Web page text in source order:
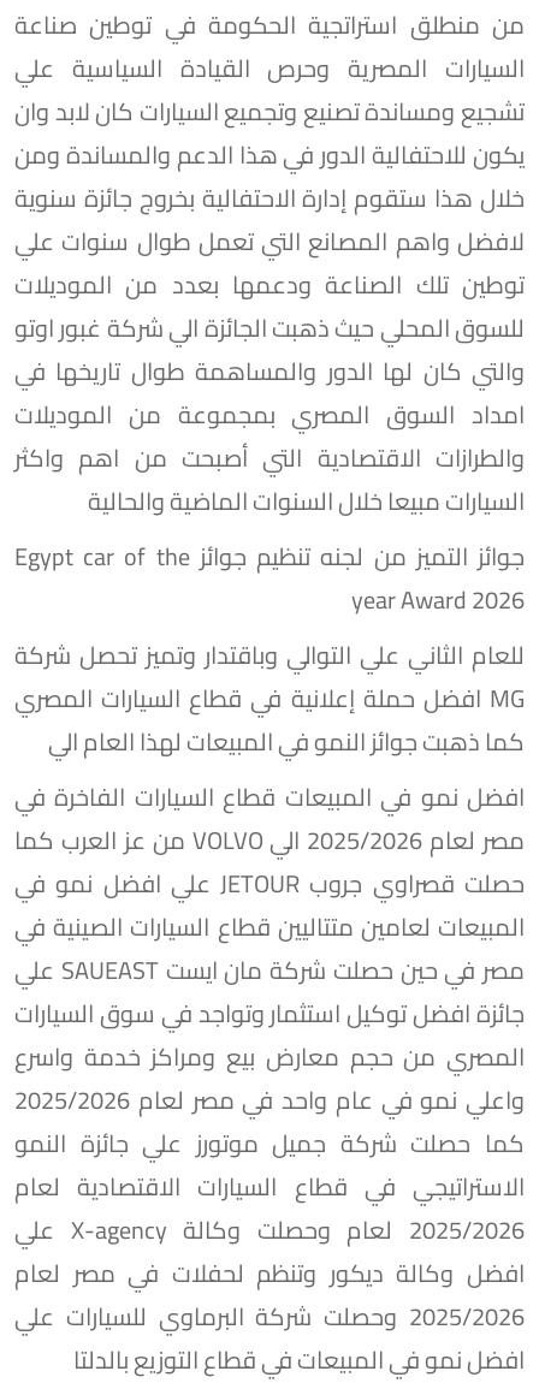
من منطلق استراتجية الحكومة في توطين صناعة
السيارات المصرية وحرص القيادة السياسية علي
تشجيع ومساندة تصنيع وتجميع السيارات كان لابد وان
يكون للاحتفالية الدور في هذا الدعم والمساندة ومن
خلال هذا ستقوم إدارة الاحتفالية بخروج جائزة سنوية
لافضل واهم المصانع التي تعمل طوال سنوات علي
توطين تلك الصناعة ودعمها بعدد من الموديلات
للسوق المحلي حيث ذهبت الجائزة الي شركة غبور اوتو
والتي كان لها الدور والمساهمة طوال تاريخها في
امداد السوق المصري بمجموعة من الموديلات
والطرازات الاقتصادية التي أصبحت من اهم واكثر
السيارات مبيعا خلال السنوات الماضية والحالية
جوائز التميز من لجنه تنظيم جوائز Egypt car of the
year Award 2026
للعام الثاني علي التوالي وباقتدار وتميز تحصل شركة
MG افضل حملة إعلانية في قطاع السيارات المصري
كما ذهبت جوائز النمو في المبيعات لهذا العام الي
افضل نمو في المبيعات قطاع السيارات الفاخرة في
مصر لعام 2025/2026 الي VOLVO من عز العرب كما
حصلت قصراوي جروب JETOUR علي افضل نمو في
المبيعات لعامين متتاليين قطاع السيارات الصينية في
مصر في حين حصلت شركة مان ايست SAUEAST علي
جائزة افضل توكيل استثمار وتواجد في سوق السيارات
المصري من حجم معارض بيع ومراكز خدمة واسرع
واعلي نمو في عام واحد في مصر لعام 2025/2026
كما حصلت شركة جميل موتورز علي جائزة النمو
الاستراتيجي في قطاع السيارات الاقتصادية لعام
2025/2026 لعام وحصلت وكالة X-agency علي
افضل وكالة ديكور وتنظم لحفلات في مصر لعام
2025/2026 وحصلت شركة البرماوي للسيارات علي
افضل نمو في المبيعات في قطاع التوزيع بالدلتا